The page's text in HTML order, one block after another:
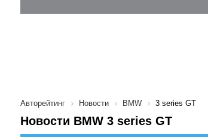
Авторейтинг Новости BMW 3 series GT
Новости BMW 3 series GT